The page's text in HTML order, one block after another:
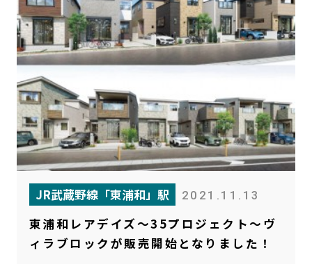
JR武蔵野線「東浦和」駅 2021.11.13
東浦和レアデイズ～35プロジェクト～ヴ
ィラブロックが販売開始となりました！